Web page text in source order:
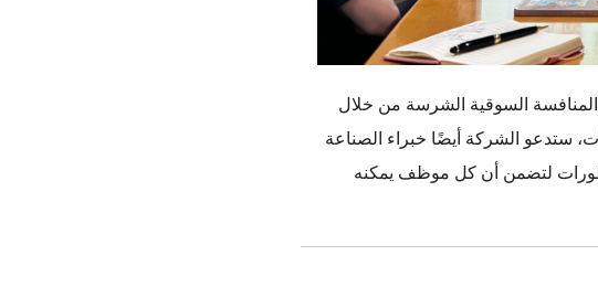
المنافسة السوقية الشرسة من خلال
ستدعو الشركة أيضًا خبراء الصناعة
لتضمن أن كل موظف يمكنه